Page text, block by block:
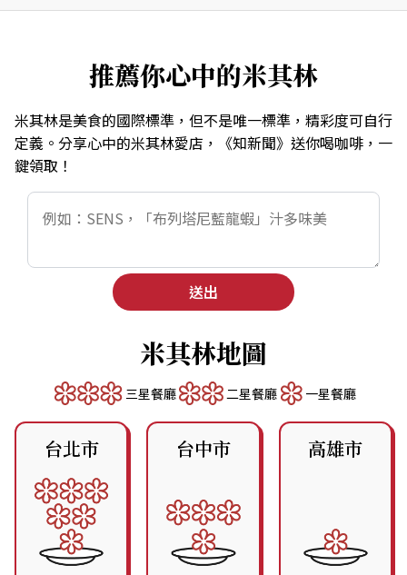
推薦你心中的米其林
米其林是美食的國際標準，但不是唯一標準，精彩度可自行
定義。分享心中的米其林愛店，《知新聞》送你喝咖啡，一
鍵領取！
送出
米其林地圖
三星餐廳 二星餐廳 一星餐廳
台北市 台中市 高雄市